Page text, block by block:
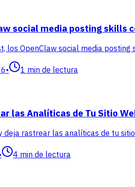
social media posting skills
los OpenClaw social media
• 1 min de lectura
las Analíticas de Tu Sitio
deja rastrear las analíticas de tu
4 min de lectura